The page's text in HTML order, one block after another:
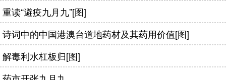
重读“避疫九月九”[图]
诗词中的中国港澳台道地药材及其药用价值[图]
解毒利水杠板归[图]